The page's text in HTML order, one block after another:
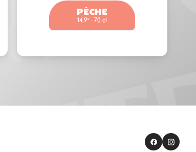
PÊCHE
14,9° · 70 cl